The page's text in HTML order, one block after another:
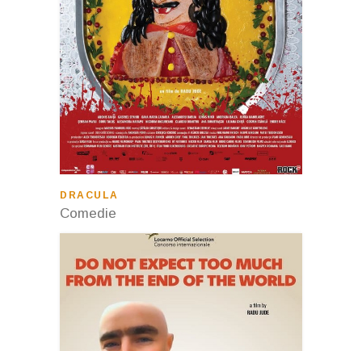
DRACULA
Comedie